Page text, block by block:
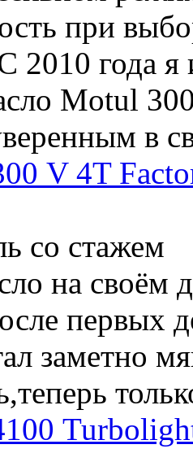
при
2010 года я
Motul
в
V 4T
со стажем
на своём
первых
заметно